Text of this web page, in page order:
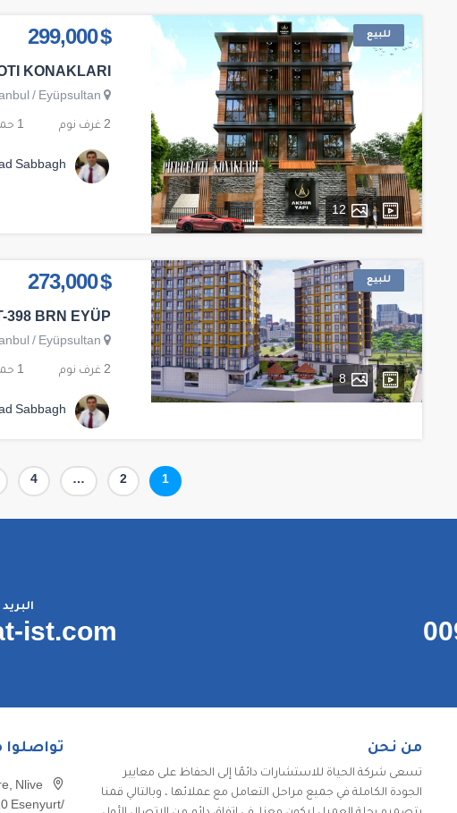
للبيع
12
$ 299,000
KONAKLARI
/ Eyüpsultan
2 غرف نوم 1 حمامات
Sabbagh
للبيع
8
$ 273,000
398 BRN EYÜP
/ Eyüpsultan
2 غرف نوم 1 حمامات
Sabbagh
صفحات
صفحة
1 صفحة
2
… صفحة
4
ist.com
تواصلوا
Nlive
Esenyurt/
من نحن
تسعى شركة الحياة للاستشارات دائمًا إلى الحفاظ على معايير
الجودة الكاملة في جميع مراحل التعامل مع عملائها ، وبالتالي قمنا